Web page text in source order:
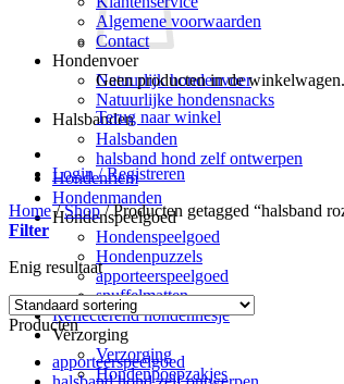
Algemene voorwaarden
Contact
Hondenvoer
Natuurlijk hondenvoer
Natuurlijke hondensnacks
Halsbanden
Halsbanden
halsband hond zelf ontwerpen
Hondenriem
Hondenmanden
Hondenspeelgoed
Hondenspeelgoed
Hondenpuzzels
apporteerspeelgoed
snuffelmatten
Reflecterend hondenhesje
Verzorging
Verzorging
Hondenpoepzakjes
Geen producten in de winkelwagen.
Terug naar winkel
Login / Registreren
Home / Shop /Producten getagged “halsband
Filter
Enig resultaat
Producten
apporteerspeelgoed